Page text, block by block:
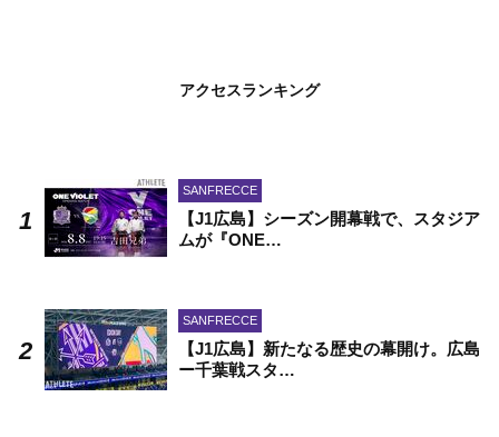
アクセスランキング
SANFRECCE
【J1広島】シーズン開幕戦で、スタジア
ムが『ONE…
SANFRECCE
【J1広島】新たなる歴史の幕開け。広島
ー千葉戦スタ…